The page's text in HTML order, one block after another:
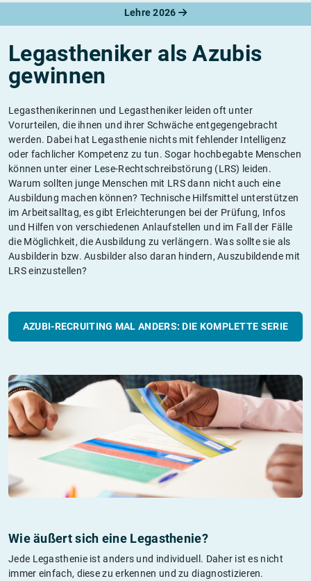
Lehre 2026
Legastheniker als Azubis
gewinnen
Legasthenikerinnen und Legastheniker leiden oft unter
Vorurteilen, die ihnen und ihrer Schwäche entgegengebracht
werden. Dabei hat Legasthenie nichts mit fehlender Intelligenz
oder fachlicher Kompetenz zu tun. Sogar hochbegabte Menschen
können unter einer Lese-Rechtschreibstörung (LRS) leiden.
Warum sollten junge Menschen mit LRS dann nicht auch eine
Ausbildung machen können? Technische Hilfsmittel unterstützen
im Arbeitsalltag, es gibt Erleichterungen bei der Prüfung, Infos
und Hilfen von verschiedenen Anlaufstellen und im Fall der Fälle
die Möglichkeit, die Ausbildung zu verlängern. Was sollte sie als
Ausbilderin bzw. Ausbilder also daran hindern, Auszubildende mit
LRS einzustellen?
AZUBI-RECRUITING MAL ANDERS: DIE KOMPLETTE SERIE
Wie äußert sich eine Legasthenie?
Jede Legasthenie ist anders und individuell. Daher ist es nicht
immer einfach, diese zu erkennen und zu diagnostizieren.